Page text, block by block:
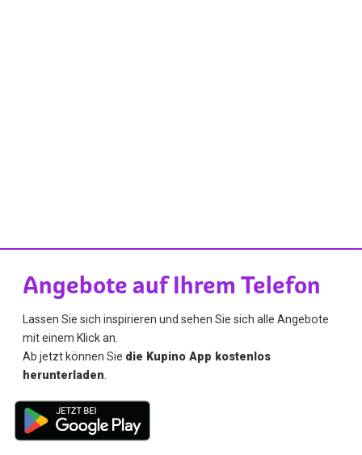
Angebote auf Ihrem Telefon
Lassen Sie sich inspirieren und sehen Sie sich alle Angebote
mit einem Klick an.
Ab jetzt können Sie die Kupino App kostenlos
herunterladen